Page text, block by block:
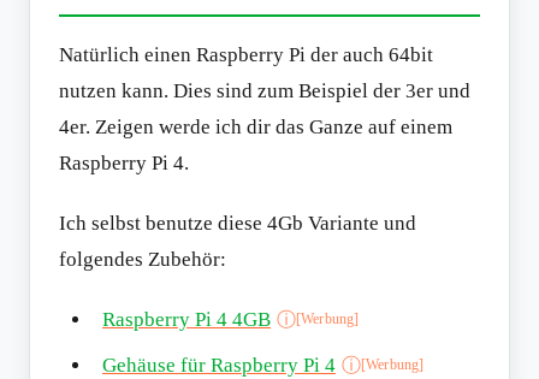
Natürlich einen Raspberry Pi der auch 64bit
nutzen kann. Dies sind zum Beispiel der 3er und
4er. Zeigen werde ich dir das Ganze auf einem
Raspberry Pi 4.
Ich selbst benutze diese 4Gb Variante und
folgendes Zubehör:
Raspberry Pi 4 4GB ⓘ[Werbung]
Gehäuse für Raspberry Pi 4 ⓘ[Werbung]